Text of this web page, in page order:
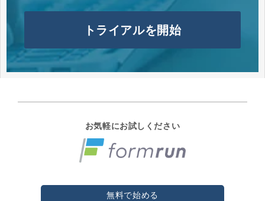
トライアルを開始
お気軽にお試しください
無料で始める